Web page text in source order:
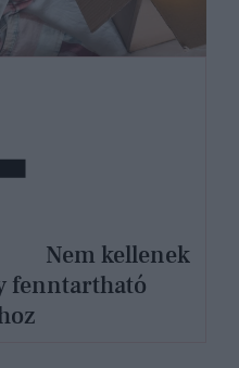
fenntartható